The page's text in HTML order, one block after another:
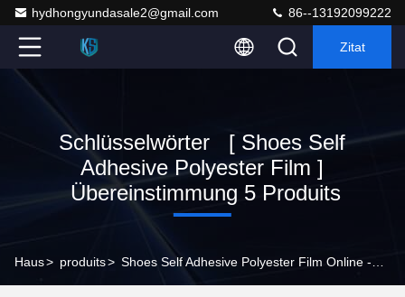
hydhongyundasale2@gmail.com 86--13192099222
Zitat
Schlüsselwörter [ Shoes Self
Adhesive Polyester Film ]
Übereinstimmung 5 Produits
Haus> produits>